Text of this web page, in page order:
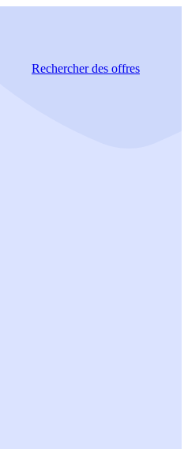
Rechercherdes offres